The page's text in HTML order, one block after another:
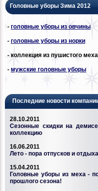
Головные уборы Зима 2012
- головные уборы из овчины
- головные уборы из норки
- коллекция из пушистого меха
- мужские головные уборы
Последние новости
28.10.2011
Сезонные скидки на
коллекцию
16.06.2011
Лето - пора отпусков и отдыха
15.04.2011
Головные уборы из меха -
прошлого сезона!